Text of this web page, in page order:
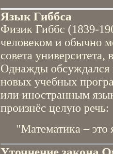
Язык Гиббса
Физик Гиббс (1839-
человеком и обычно
совета университета,
Однажды обсуждался
новых учебных
или иностранным
произнёс целую речь:
"Математика – это